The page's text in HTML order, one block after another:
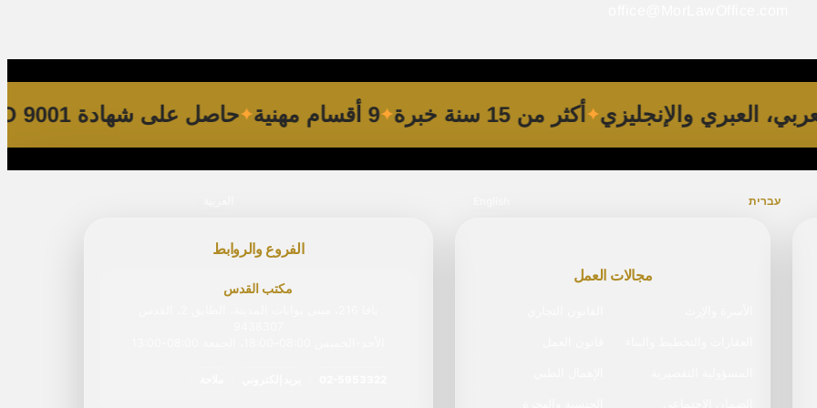
العبري والإنجليزي أكثر من 15 سنة خبرة 9 أقسام مهنية حاصل على شهادة ISO 9001
עברית
مجالات العمل
الفروع والروابط
مكتب القدس